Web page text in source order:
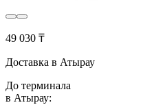
49 030 ₸
Доставка в Атырау
До терминала
в Атырау: